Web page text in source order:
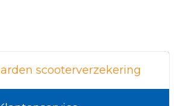
scooterverzekering